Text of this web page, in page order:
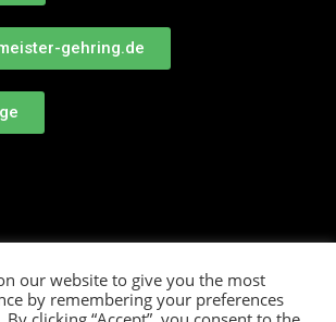
gehring.de
our website to give you the most
by remembering your preferences